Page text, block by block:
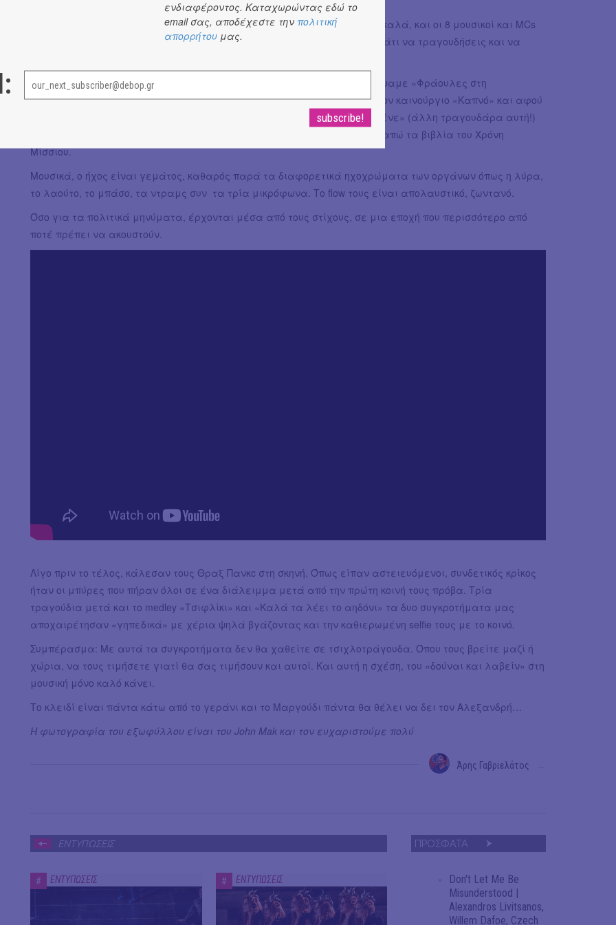
Με ρίζες στο παλιό καλό Low Bap όταν είχε κάτι να πει, και το είχε πει καλά, και οι 8 μουσικοί και MCs
δεν μας αφήνουν στιγμή ήσυχους. Αν δεν είσαι «No Politica», εδώ έχεις κάτι να τραγουδήσεις και να
Από το «Χιπ Χοπ της Μεσογείου» στα «Μέγαρα» (τι τραγουδάρα!). Μαζέψαμε «Φράουλες στη
Μανωλάδα» και ταξιδέψαμε με τον «Κόρτο Μαλτέζε». Μας είπαν και τον καινούργιο «Καπνό» και αφού
περιπλανηθήκαμε στου «Κόσμου τα Λιμάνια» μας ισοπέδωσαν με το «Λένε» (άλλη τραγουδάρα αυτή!)
και το τραγούδι «Του Χρόνη» που προσωπικά με συγκινεί πολύ καθώς αγαπώ τα βιβλία του Χρόνη
Μίσσιου.
Μουσικά, ο ήχος είναι γεμάτος, καθαρός παρά τα διαφορετικά ηχοχρώματα των οργάνων όπως η λύρα,
το λαούτο, το μπάσο, τα ντραμς συν τα τρία μικρόφωνα. Το flow τους είναι απολαυστικό, ζωντανό.
Όσο για τα πολιτικά μηνύματα, έρχονται μέσα από τους στίχους, σε μια εποχή που περισσότερο από
ποτέ πρέπει να ακουστούν.
Λίγο πριν το τέλος, κάλεσαν τους Θραξ Πανκc στη σκηνή. Όπως είπαν αστειευόμενοι, συνδετικός κρίκος
ήταν οι μπύρες που πήραν όλοι σε ένα διάλειμμα μετά από την πρώτη κοινή τους πρόβα. Τρία
τραγούδια μετά και το medley «Τσιφλίκι» και «Καλά τα λέει το αηδόνι» τα δυο συγκροτήματα μας
αποχαιρέτησαν «γηπεδικά» με χέρια ψηλά βγάζοντας και την καθιερωμένη selfie τους με το κοινό.
Συμπέρασμα: Με αυτά τα συγκροτήματα δεν θα χαθείτε σε τσιχλοτράγουδα. Όπου τους βρείτε μαζί ή
χώρια, να τους τιμήσετε γιατί θα σας τιμήσουν και αυτοί. Και αυτή η σχέση, του «δούναι και λαβείν» στη
μουσική μόνο καλό κάνει.
Το κλειδί είναι πάντα κάτω από το γεράνι και το Μαργούδι πάντα θα θέλει να δει τον Αλεξανδρή…
Η φωτογραφία του εξωφύλλου είναι του John Mak και τον ευχαριστούμε πολύ
Άρης Γαβριελάτος
ΕΝΤΥΠΩΣΕΙΣ
# ΕΝΤΥΠΩΣΕΙΣ # ΕΝΤΥΠΩΣΕΙΣ
ΠΡΟΣΦΑΤΑ
Don't Let Me Be
Misunderstood |
Alexandros Livitsanos,
Willem Dafoe, Czech
ενδιαφέροντος. Καταχωρώντας εδώ το
email σας, αποδέχεστε την πολιτική
απορρήτου μας.